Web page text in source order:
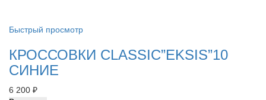
Быстрый просмотр
КРОССОВКИ СLASSIC”EKSIS”10
СИНИЕ
6 200 ₽